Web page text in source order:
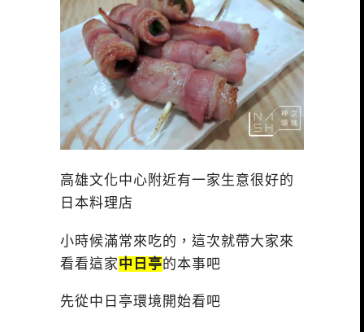
高雄文化中心附近有一家生意很好的
日本料理店
小時候滿常來吃的，這次就帶大家來
看看這家中日亭的本事吧
先從中日亭環境開始看吧